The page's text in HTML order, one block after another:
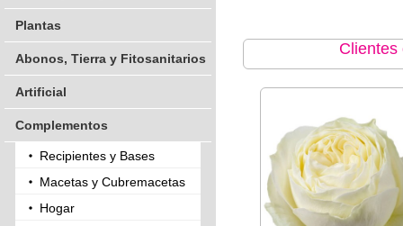
Plantas
Abonos, Tierra y Fitosanitarios
Artificial
Complementos
Recipientes y Bases
Macetas y Cubremacetas
Hogar
Clientes